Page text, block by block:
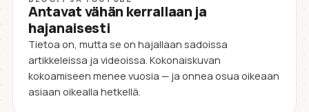
Antavat vähän kerrallaan ja
hajanaisesti
Tietoa on, mutta se on hajallaan sadoissa
artikkeleissa ja videoissa. Kokonaiskuvan
kokoamiseen menee vuosia — ja onnea osua oikeaan
asiaan oikealla hetkellä.